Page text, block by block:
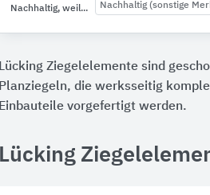
Nachhaltig, weil... Nachhaltig (sonstige
Lücking Ziegelelemente sind
Planziegeln, die werksseitig
Einbauteile vorgefertigt werden.
Lücking